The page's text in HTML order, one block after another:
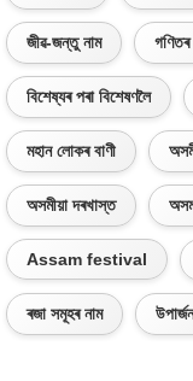
জীৱ-জন্তু নাম গণিতৰ
বিশেষ্যৰ পৰা বিশেষণলৈ
মহান লোকৰ বাণী
অসমীয়া দৰখাস্ত
Assam festival
ৰজা সমূহৰ নাম